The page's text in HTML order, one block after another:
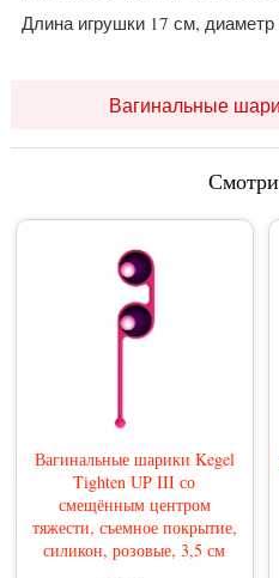
Длина игрушки 17 см,
Вагинальные
Вагинальные шарики Kegel
Tighten UP III со
смещённым центром
тяжести, съемное покрытие,
силикон, розовые, 3,5 см